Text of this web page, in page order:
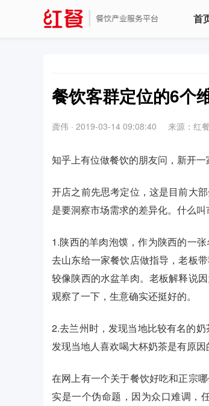
首
餐饮客群定位的6个
龚伟 · 2019-03-14 09:08:40 来源：红餐
知乎上有位做餐饮的朋友问，新开
开店之前先思考定位，这是目前大
是要洞察市场需求的差异化。什么
1.陕西的羊肉泡馍，作为陕西的一
去山东给一家餐饮店做指导，老板
较像陕西的水盆羊肉。老板解释说
观察了一下，生意确实还挺好的。
2.去兰州时，发现当地比较有名的
发现当地人喜欢喝大杯奶茶是有原
在网上有一个关于餐饮好吃和正宗
实是一个伪命题，因为众口难调，